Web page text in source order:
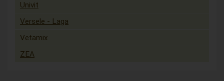
Univit
Versele - Laga
Vetamix
ZEA